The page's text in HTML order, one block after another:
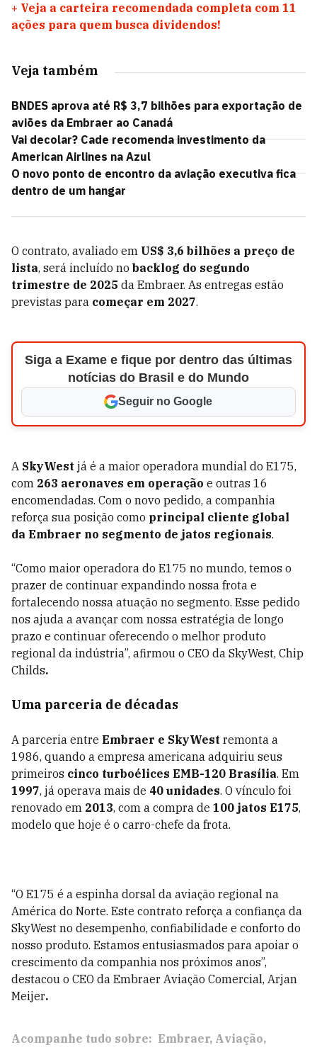
+ Veja a carteira recomendada completa com 11
ações para quem busca dividendos!
Veja também
BNDES aprova até R$ 3,7 bilhões para exportação de
aviões da Embraer ao Canadá
Vai decolar? Cade recomenda investimento da
American Airlines na Azul
O novo ponto de encontro da aviação executiva fica
dentro de um hangar
O contrato, avaliado em US$ 3,6 bilhões a preço de
lista, será incluído no backlog do segundo
trimestre de 2025 da Embraer. As entregas estão
previstas para começar em 2027.
Siga a Exame e fique por dentro das últimas
notícias do Brasil e do Mundo
Seguir no Google
A SkyWest já é a maior operadora mundial do E175,
com 263 aeronaves em operação e outras 16
encomendadas. Com o novo pedido, a companhia
reforça sua posição como principal cliente global
da Embraer no segmento de jatos regionais.
“Como maior operadora do E175 no mundo, temos o
prazer de continuar expandindo nossa frota e
fortalecendo nossa atuação no segmento. Esse pedido
nos ajuda a avançar com nossa estratégia de longo
prazo e continuar oferecendo o melhor produto
regional da indústria”, afirmou o CEO da SkyWest, Chip
Childs.
Uma parceria de décadas
A parceria entre Embraer e SkyWest remonta a
1986, quando a empresa americana adquiriu seus
primeiros cinco turboélices EMB-120 Brasília. Em
1997, já operava mais de 40 unidades. O vínculo foi
renovado em 2013, com a compra de 100 jatos E175,
modelo que hoje é o carro-chefe da frota.
“O E175 é a espinha dorsal da aviação regional na
América do Norte. Este contrato reforça a confiança da
SkyWest no desempenho, confiabilidade e conforto do
nosso produto. Estamos entusiasmados para apoiar o
crescimento da companhia nos próximos anos”,
destacou o CEO da Embraer Aviação Comercial, Arjan
Meijer.
Acompanhe tudo sobre: Embraer Aviação